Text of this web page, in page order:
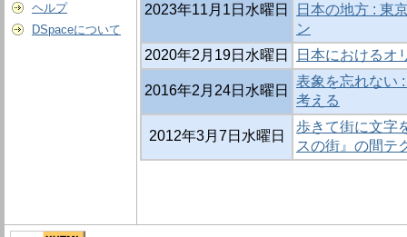
ヘルプ
DSpaceについて
2023年11月1日水曜日
日本の地方 : 東
ン
2020年2月19日水曜日
日本におけるオ
2016年2月24日水曜日
表象を忘れない
考える
2012年3月7日水曜日
歩きて街に文字
スの街』の間テ